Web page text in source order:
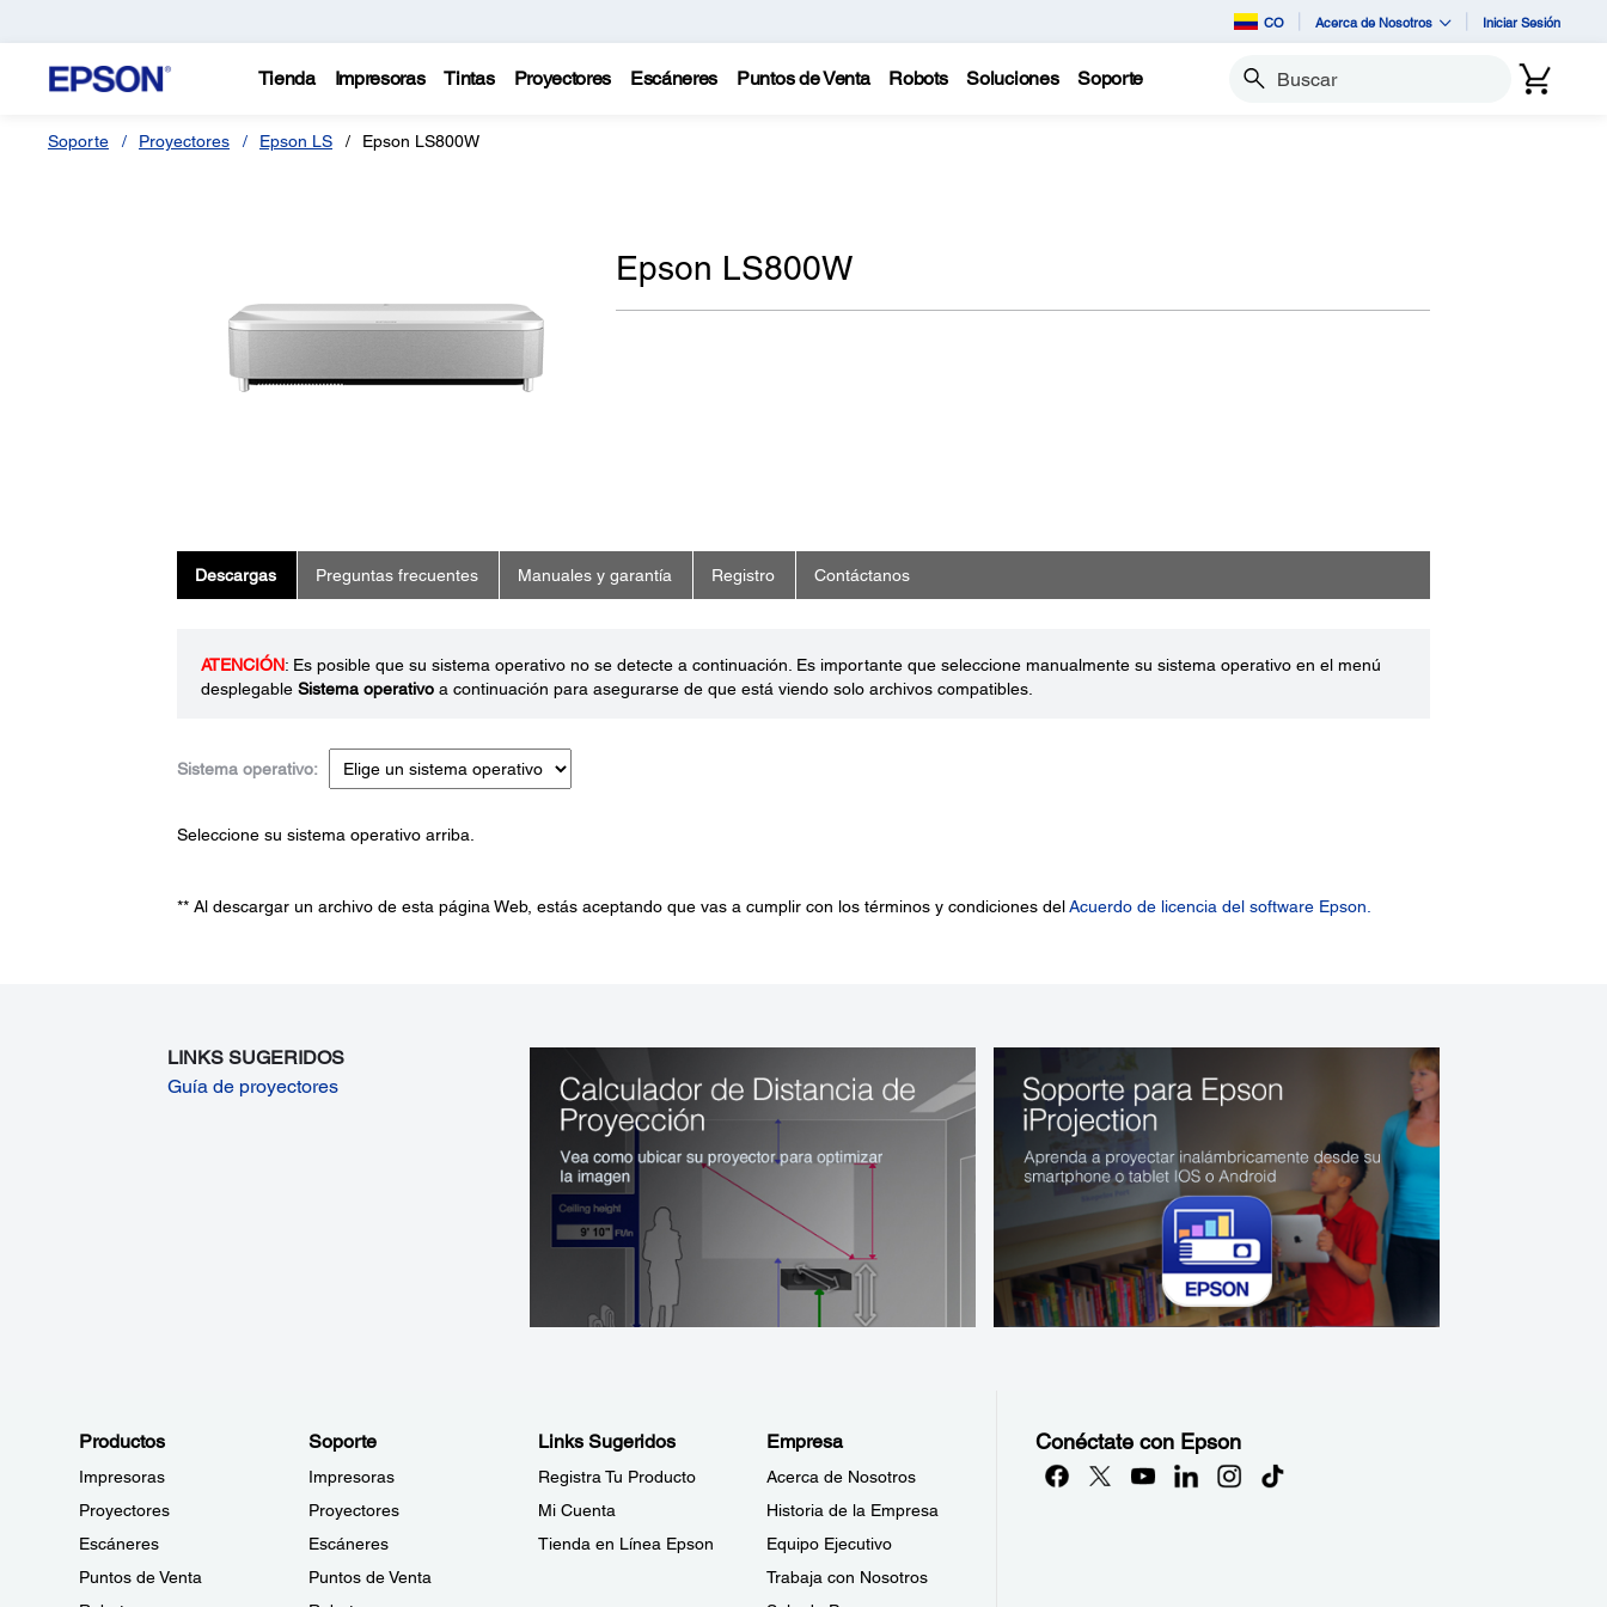
CO Acerca de Nosotros Iniciar Sesión
Tienda Impresoras Tintas Proyectores Escáneres Puntos de Venta Robots Soluciones Soporte Buscar
Soporte Proyectores Epson LS Epson LS800W
Epson LS800W
Descargas Preguntas frecuentes Manuales y garantía Registro Contáctanos
ATENCIÓN: Es posible que su sistema operativo no se detecte a continuación. Es importante que seleccione manualmente su sistema operativo en el menú
desplegable Sistema operativoa continuación para asegurarse de que está viendo solo archivos compatibles.
Sistema operativo:
Seleccione su sistema operativo arriba.
** Al descargar un archivo de esta página Web, estás aceptando que vas a cumplir con los términos y condiciones delAcuerdo de licencia del software Epson.
LINKS SUGERIDOS
Guía de proyectores
Productos
Impresoras
Proyectores
Escáneres
Puntos de Venta
Soporte
Impresoras
Proyectores
Escáneres
Puntos de Venta
Links Sugeridos
Registra Tu Producto
Mi Cuenta
Tienda en Línea Epson
Empresa
Acerca de Nosotros
Historia de la Empresa
Equipo Ejecutivo
Trabaja con Nosotros
Conéctate con Epson